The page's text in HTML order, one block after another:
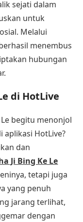
sejati dalam
untuk
Melalui
menembus
hubungan
di HotLive
begitu menonjol
HotLive?
dan
Ji Bing Ke Le
tetapi juga
yang penuh
jarang terlihat,
dengan